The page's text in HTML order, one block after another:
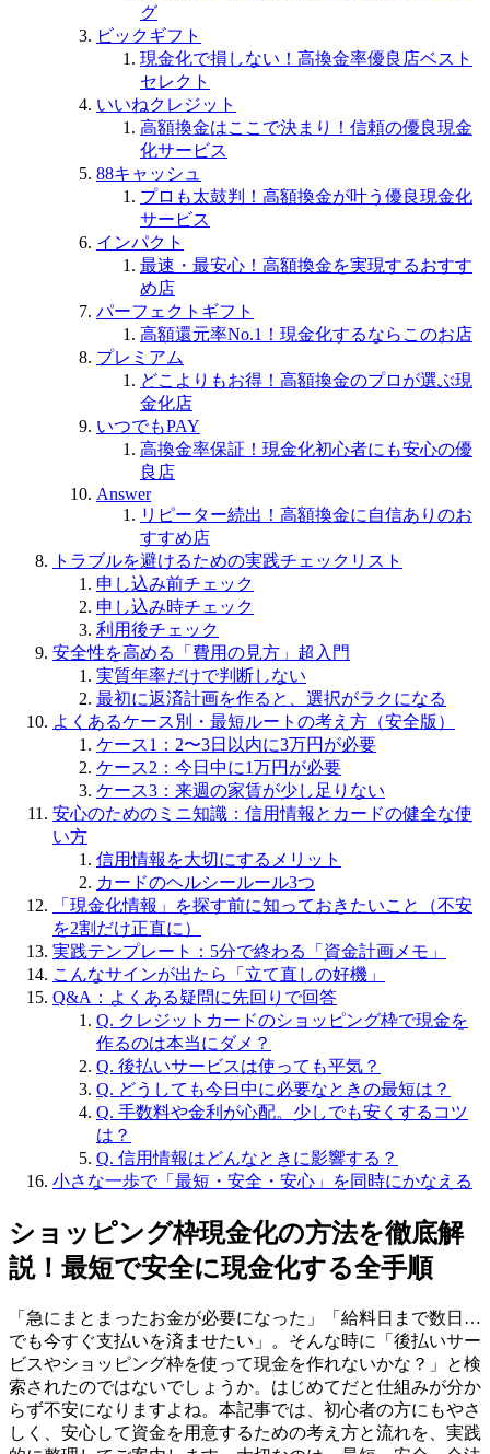
グ
ビックギフト
現金化で損しない！高換金率優良店ベスト
セレクト
いいねクレジット
高額換金はここで決まり！信頼の優良現金
化サービス
88キャッシュ
プロも太鼓判！高額換金が叶う優良現金化
サービス
インパクト
最速・最安心！高額換金を実現するおすす
め店
パーフェクトギフト
高額還元率No.1！現金化するならこのお店
プレミアム
どこよりもお得！高額換金のプロが選ぶ現
金化店
いつでもPAY
高換金率保証！現金化初心者にも安心の優
良店
Answer
リピーター続出！高額換金に自信ありのお
すすめ店
トラブルを避けるための実践チェックリスト
申し込み前チェック
申し込み時チェック
利用後チェック
安全性を高める「費用の見方」超入門
実質年率だけで判断しない
最初に返済計画を作ると、選択がラクになる
よくあるケース別・最短ルートの考え方（安全版）
ケース1：2〜3日以内に3万円が必要
ケース2：今日中に1万円が必要
ケース3：来週の家賃が少し足りない
安心のためのミニ知識：信用情報とカードの健全な使
い方
信用情報を大切にするメリット
カードのヘルシールール3つ
「現金化情報」を探す前に知っておきたいこと（不安
を2割だけ正直に）
実践テンプレート：5分で終わる「資金計画メモ」
こんなサインが出たら「立て直しの好機」
Q&A：よくある疑問に先回りで回答
Q. クレジットカードのショッピング枠で現金を
作るのは本当にダメ？
Q. 後払いサービスは使っても平気？
Q. どうしても今日中に必要なときの最短は？
Q. 手数料や金利が心配。少しでも安くするコツ
は？
Q. 信用情報はどんなときに影響する？
小さな一歩で「最短・安全・安心」を同時にかなえる
ショッピング枠現金化の方法を徹底解
説！最短で安全に現金化する全手順
「急にまとまったお金が必要になった」「給料日まで数日…
でも今すぐ支払いを済ませたい」。そんな時に「後払いサー
ビスやショッピング枠を使って現金を作れないかな？」と検
索されたのではないでしょうか。はじめてだと仕組みが分か
らず不安になりますよね。本記事では、初心者の方にもやさ
しく、安心して資金を用意するための考え方と流れを、実践